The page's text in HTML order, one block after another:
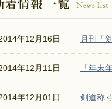
年12月16日 月刊「
年12月11日 「年末
年12月01日 剣道称